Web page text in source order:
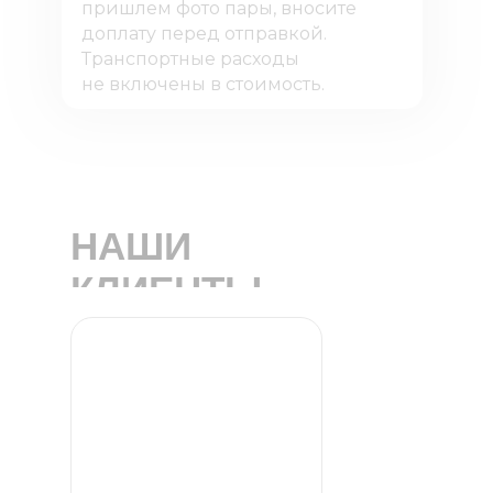
пришлем фото пары, вносите
доплату перед отправкой.
Транспортные расходы
не включены в стоимость.
НАШИ
КЛИЕНТЫ